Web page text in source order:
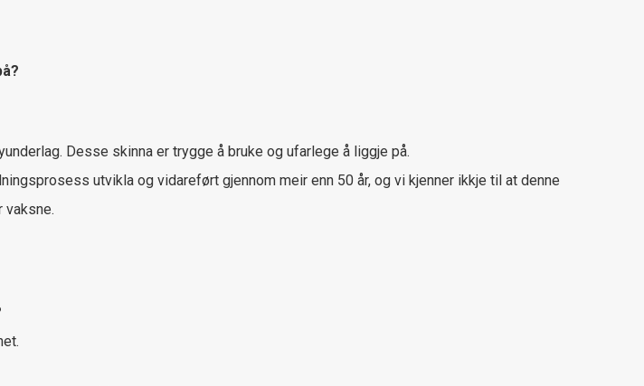
Desse skinna er trygge å bruke og ufarlege å liggje på.
utvikla og vidareført gjennom meir enn 50 år, og vi kjenner ikkje til at denne
vaksne.